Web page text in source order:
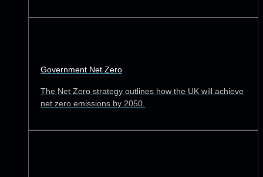
Government Net Zero
The Net Zero strategy outlines how the UK will achieve
net zero emissions by 2050.